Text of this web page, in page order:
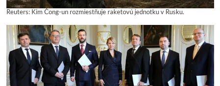
Reuters: Kim Čong-un rozmiestňuje raketovú jednotku v Rusku.